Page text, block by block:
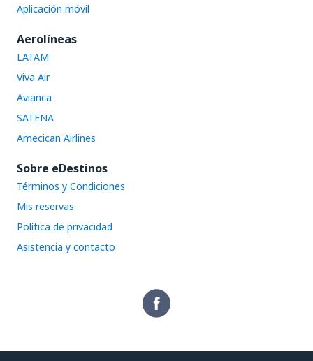
Aplicación móvil
Aerolíneas
LATAM
Viva Air
Avianca
SATENA
Amecican Airlines
Sobre eDestinos
Términos y Condiciones
Mis reservas
Política de privacidad
Asistencia y contacto